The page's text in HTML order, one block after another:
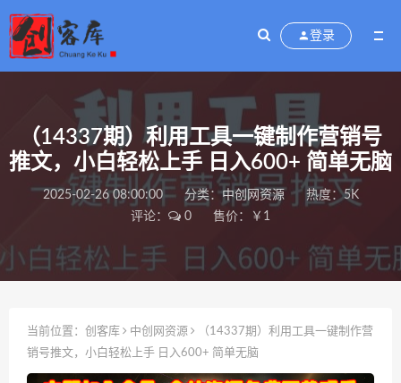
登录
（14337期）利用工具一键制作营销号
推文，小白轻松上手 日入600+ 简单无脑
2025-02-26 08:00:00 分类：中创网资源
热度：5K
评论：
0 售价：￥1
当前位置： 创客库 中创网资源
（14337期）利用工具一键制作营
销号推文，小白轻松上手 日入600+ 简单无脑